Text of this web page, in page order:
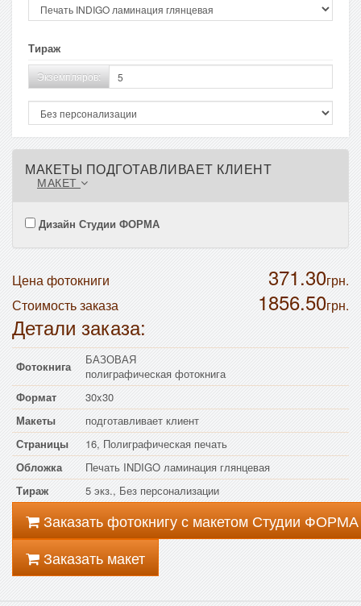
Тираж
Экземпляров:
МАКЕТЫ ПОДГОТАВЛИВАЕТ КЛИЕНТ
МАКЕТ
Дизайн Студии ФОРМА
Цена фотокниги 371.30грн.
1856.50грн.
Стоимость заказа
Детали заказа:
Фотокнига
БАЗОВАЯ
полиграфическая фотокнига
Формат
30x30
Макеты
подготавливает клиент
Страницы
16, Полиграфическая печать
Обложка
Печать INDIGO ламинация глянцевая
Тираж
5 экз., Без персонализации
Заказать фотокнигу с макетом Студии ФОРМА
Заказать макет